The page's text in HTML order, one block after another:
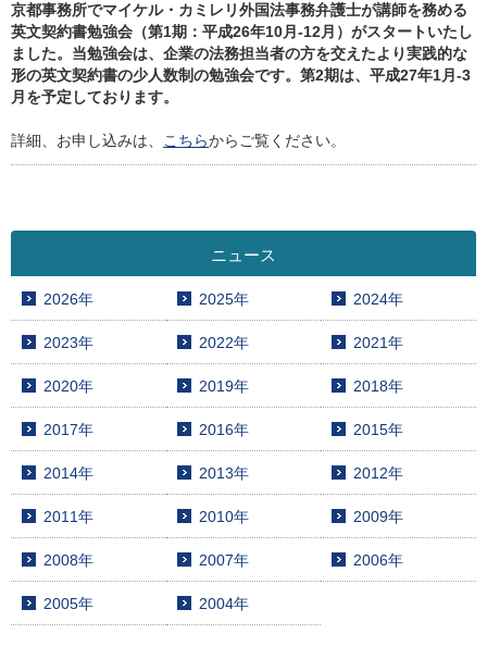
i
o
n
京都事務所でマイケル・カミレリ外国法事務弁護士が講師を務める
英文契約書勉強会（第1期：平成26年10月-12月）がスタートいたし
ました。当勉強会は、企業の法務担当者の方を交えたより実践的な
形の英文契約書の少人数制の勉強会です。第2期は、平成27年1月-3
月を予定しております。
詳細、お申し込みは、 こちらからご覧ください。
ニュース
2026年 2025年 2024年
2023年 2022年 2021年
2020年 2019年 2018年
2017年 2016年 2015年
2014年 2013年 2012年
2011年 2010年 2009年
2008年 2007年 2006年
2005年 2004年